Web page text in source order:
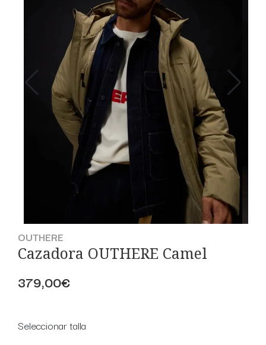
OUTHERE
Cazadora OUTHERE Camel
379,00€
Seleccionar talla